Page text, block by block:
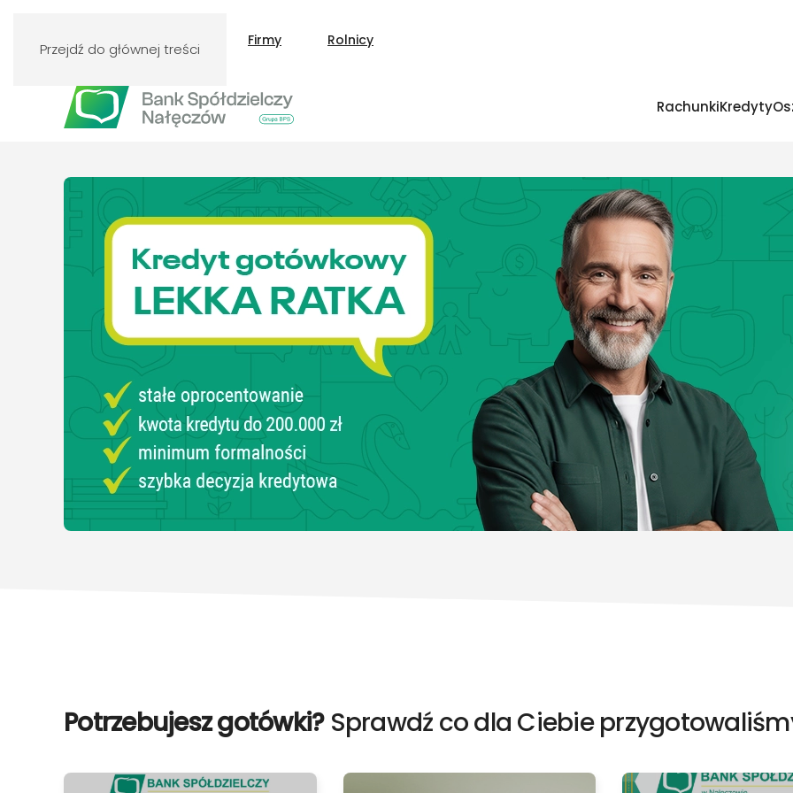
Przejdź do głównej treści
Klienci indywidualni Firmy Rolnicy
RachunkiKredyty
Sprawdź ofertę naszego Banku
Potrzebujesz gotówki?Sprawdź co dla Ciebie